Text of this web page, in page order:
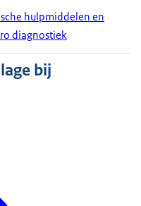
hulpmiddelen en
diagnostiek
bij